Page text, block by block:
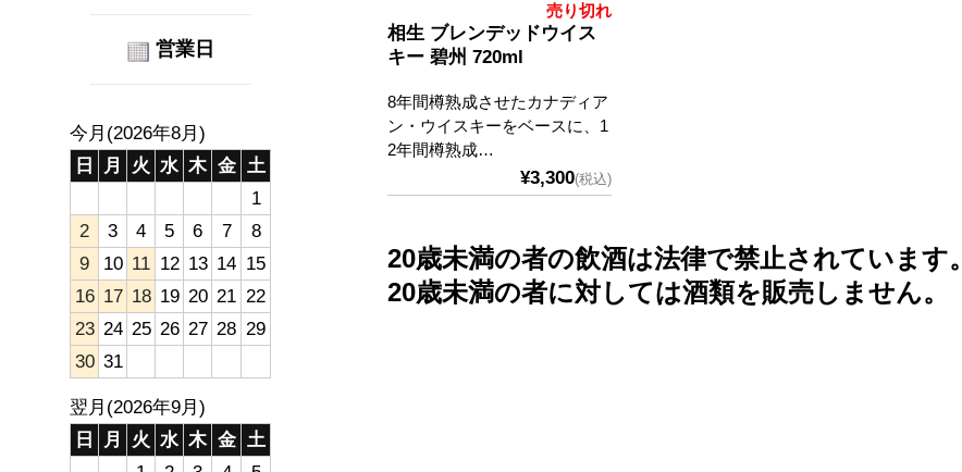
売り切れ
相生 ブレンデッドウイス
キー 碧州 720ml
8年間樽熟成させたカナディア
ン・ウイスキーをベースに、1
2年間樽熟成…
¥3,300(税込)
20歳未満の者の飲酒は法律で禁止されています。
20歳未満の者に対しては酒類を販売しません。
営業日
今月(2026年8月)
日
月 火 水 木 金 土
1
2
3 4 5 6 7
8
9
10 11 12 13 14 15
16 17 18 19 20 21 22
23 24 25 26 27 28 29
30 31
翌月(2026年9月)
日
月 火 水 木 金 土